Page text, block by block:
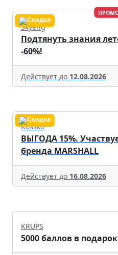
Skyeng
Подтянуть знания
-60%!
Действует до 12.08.2026
Rossko
ВЫГОДА 15%.
бренда MARSHALL
Действует до 16.08.2026
KRUPS
5000 баллов в